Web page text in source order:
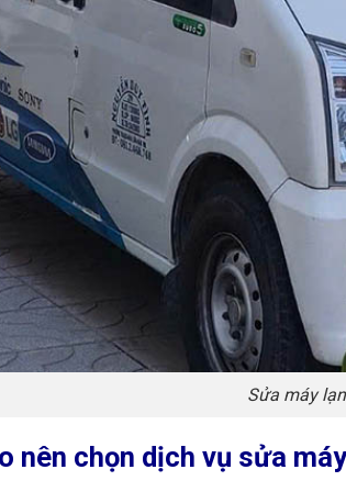
Sửa máy
nên chọn dịch vụ sửa